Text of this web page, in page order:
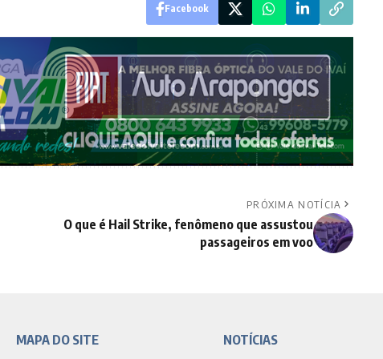
Facebook
PRÓXIMA NOTÍCIA
O que é Hail Strike, fenômeno que assustou
passageiros em voo
MAPA DO SITE NOTÍCIAS